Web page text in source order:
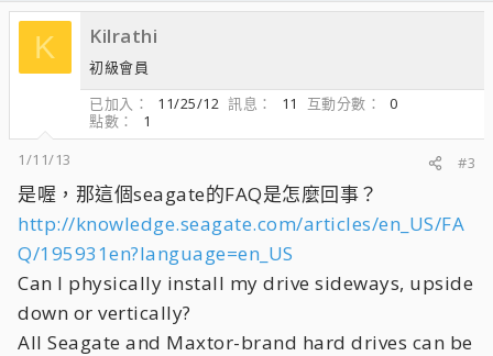
K Kilrathi
初級會員
已加入
11/25/12 訊息 11 互動分數
0
點數
1
1/11/13
#3
是喔，那這個seagate的FAQ是怎麼回事？
http://knowledge.seagate.com/articles/en_US/FA
Q/195931en?language=en_US
Can I physically install my drive sideways, upside
down or vertically?
All Seagate and Maxtor-brand hard drives can be